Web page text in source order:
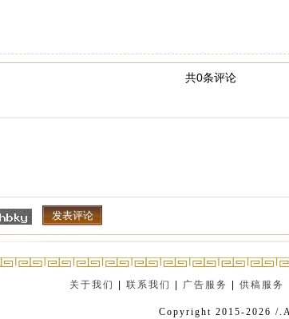
共0条评论
关于我们 联系我们 广告服务 供稿服务
Copyright 2015-2026 /